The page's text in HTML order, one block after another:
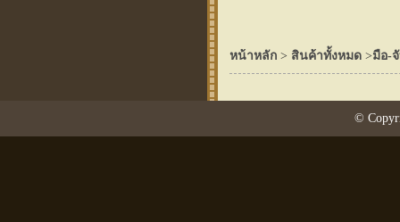
หน้าหลัก > สินค้าทั้งหมด >มือ-
©